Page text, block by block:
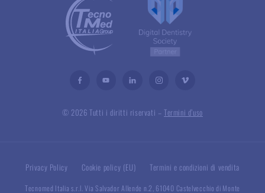
© 2026 Tutti i diritti riservati –Termini d’uso
Privacy Policy Cookie policy (EU) Termini e condizioni di vendita
Tecnomed Italia s.r.l. Via Salvador Allende n.2, 61040 Castelvecchio di Monte